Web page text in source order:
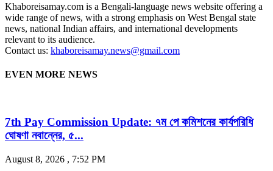
Khaboreisamay.com is a Bengali-language news website offering a
wide range of news, with a strong emphasis on West Bengal state
news, national Indian affairs, and international developments
relevant to its audience.
Contact us: khaboreisamay.news@gmail.com
EVEN MORE NEWS
7th Pay Commission Update: ৭ম পে কমিশনের কার্যপরিধি
ঘোষণা নবান্নের, ৫...
August 8, 2026 , 7:52 PM